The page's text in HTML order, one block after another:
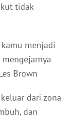
tidak
menjadi
Brown
dari zona
dan